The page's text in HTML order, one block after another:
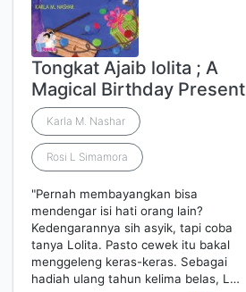
Tongkat Ajaib lolita ; A
Magical Birthday Present
Karla M. Nashar
Rosi L Simamora
"Pernah membayangkan bisa
mendengar isi hati orang lain?
Kedengarannya sih asyik, tapi coba
tanya Lolita. Pasto cewek itu bakal
menggeleng keras-keras. Sebagai
hadiah ulang tahun kelima belas, L…